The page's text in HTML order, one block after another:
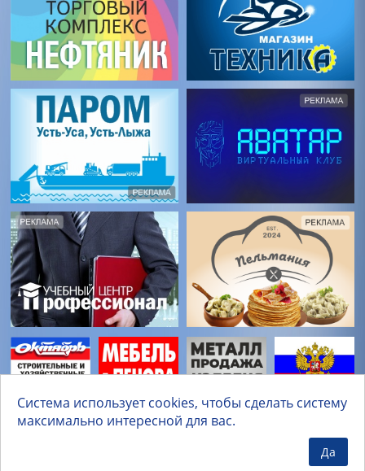
Система использует cookies, чтобы сделать систему
максимально интересной для вас.
Да